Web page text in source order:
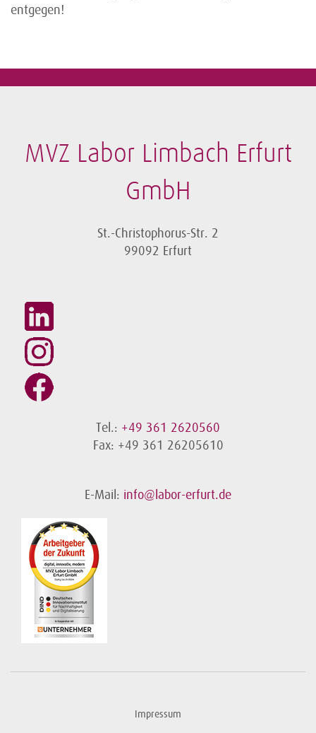
entgegen!
MVZ Labor Limbach Erfurt
GmbH
St.-Christophorus-Str. 2
99092 Erfurt
Tel.: +49 361 2620560
Fax: +49 361 26205610
E-Mail: info@labor-erfurt.de
Impressum